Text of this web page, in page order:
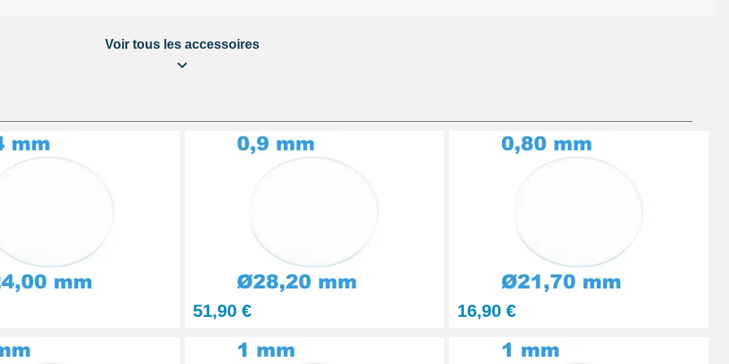
Ajouter au panier
6 seringues
Voir tous les accessoires
51,90 € 16,90 €